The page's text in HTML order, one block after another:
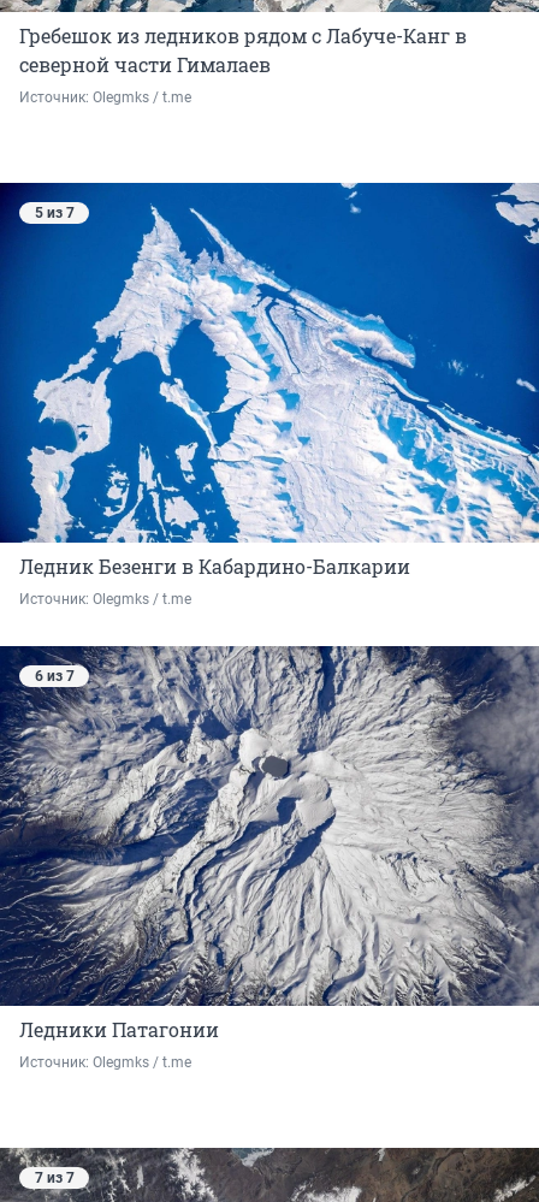
Гребешок из ледников рядом с Лабуче-Канг в
северной части Гималаев
Источник: Olegmks / t.me
5 из 7
Ледник Безенги в Кабардино-Балкарии
Источник: Olegmks / t.me
6 из 7
Ледники Патагонии
Источник: Olegmks / t.me
7 из 7